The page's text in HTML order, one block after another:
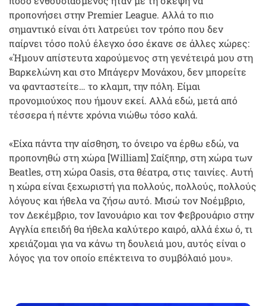
προπονήσει στην Premier League. Αλλά το πιο
σημαντικό είναι ότι λατρεύει τον τρόπο που δεν
παίρνει τόσο πολύ έλεγχο όσο έκανε σε άλλες χώρες:
«Ήμουν απίστευτα χαρούμενος στη γενέτειρά μου στη
Βαρκελώνη και στο Μπάγερν Μονάχου, δεν μπορείτε
να φανταστείτε… το κλαμπ, την πόλη. Είμαι
προνομιούχος που ήμουν εκεί. Αλλά εδώ, μετά από
τέσσερα ή πέντε χρόνια νιώθω τόσο καλά.
«Είχα πάντα την αίσθηση, το όνειρο να έρθω εδώ, να
προπονηθώ στη χώρα [William] Σαίξπηρ, στη χώρα των
Beatles, στη χώρα Oasis, στα θέατρα, στις ταινίες. Αυτή
η χώρα είναι ξεχωριστή για πολλούς, πολλούς, πολλούς
λόγους και ήθελα να ζήσω αυτό. Μισώ τον Νοέμβριο,
τον Δεκέμβριο, τον Ιανουάριο και τον Φεβρουάριο στην
Αγγλία επειδή θα ήθελα καλύτερο καιρό, αλλά έχω ό, τι
χρειάζομαι για να κάνω τη δουλειά μου, αυτός είναι ο
λόγος για τον οποίο επέκτεινα το συμβόλαιό μου».